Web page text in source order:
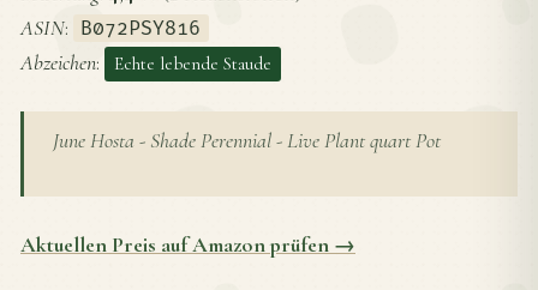
ASIN: B072PSY816
Abzeichen: Echte lebende Staude
June Hosta - Shade Perennial - Live Plant quart Pot
Aktuellen Preis auf Amazon prüfen →